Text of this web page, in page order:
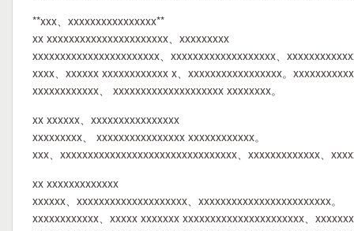
**xxx、xxxxxxxxxxxxxxxx**
xx xxxxxxxxxxxxxxxxxxxxxx、xxxxxxxxx
xxxxxxxxxxxxxxxxxxxxxxx、xxxxxxxxxxxxxxxxxxx、
xxxx、xxxxxx xxxxxxxxxxxx x、xxxxxxxxxxxxxxxxx。
xxxxxxxxxxxx、 xxxxxxxxxxxxxxxxxxxx xxxxxxxx。
xx xxxxxx、xxxxxxxxxxxxxxxx
xxxxxxxxx、 xxxxxxxxxxxxxxxx xxxxxxxxxxxx。
xxx、xxxxxxxxxxxxxxxxxxxxxxxxxxxxxxxx、xxxxxxxxxxxxx、
xx xxxxxxxxxxxxx
xxxxxx、xxxxxxxxxxxxxxxxxxxx、xxxxxxxxxxxxxxxxxxxxxxxx。
xxxxxxxxxxxx、xxxxx xxxxxxx xxxxxxxxxxxxxxxxxxxxxx、